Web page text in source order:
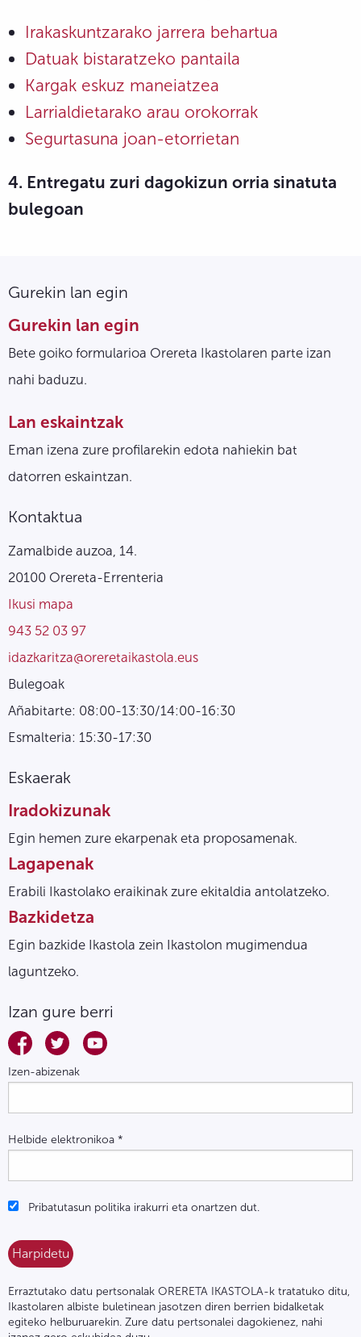
Irakaskuntzarako jarrera behartua
Datuak bistaratzeko pantaila
Kargak eskuz maneiatzea
Larrialdietarako arau orokorrak
Segurtasuna joan-etorrietan
4. Entregatu zuri dagokizun orria sinatuta
bulegoan
Gurekin lan egin
Gurekin lan egin
Bete goiko formularioa Orereta Ikastolaren parte izan
nahi baduzu.
Lan eskaintzak
Eman izena zure profilarekin edota nahiekin bat
datorren eskaintzan.
Kontaktua
Zamalbide auzoa, 14.
20100 Orereta-Errenteria
Ikusi mapa
943 52 03 97
idazkaritza@oreretaikastola.eus
Bulegoak
Añabitarte: 08:00-13:30/14:00-16:30
Esmalteria: 15:30-17:30
Eskaerak
Iradokizunak
Egin hemen zure ekarpenak eta proposamenak.
Lagapenak
Erabili Ikastolako eraikinak zure ekitaldia antolatzeko.
Bazkidetza
Egin bazkide Ikastola zein Ikastolon mugimendua
laguntzeko.
Izan gure berri
Izen-abizenak
Helbide elektronikoa *
Pribatutasun politika irakurri eta onartzen dut.
Erraztutako datu pertsonalak ORERETA IKASTOLA-k tratatuko ditu,
Ikastolaren albiste buletinean jasotzen diren berrien bidalketak
egiteko helburuarekin. Zure datu pertsonalei dagokienez, nahi